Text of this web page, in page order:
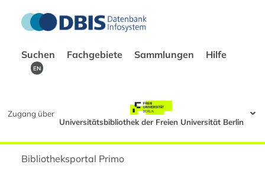
Suchen Fachgebiete Sammlungen Hilfe
EN
Zugang über
Universitätsbibliothek der Freien Universität Berlin
Bibliotheksportal Primo